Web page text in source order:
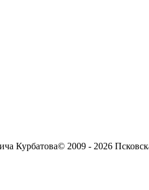
Курбатова© 2009 - 2026